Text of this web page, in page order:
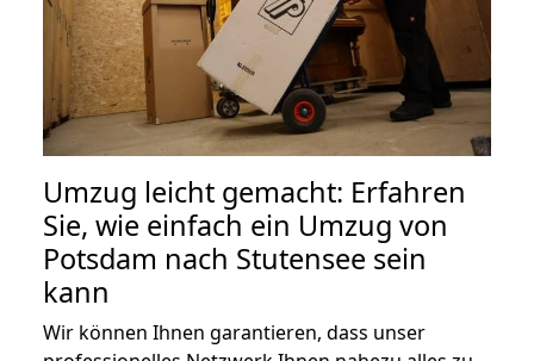
Umzug leicht gemacht: Erfahren
Sie, wie einfach ein Umzug von
Potsdam nach Stutensee sein
kann
Wir können Ihnen garantieren, dass unser